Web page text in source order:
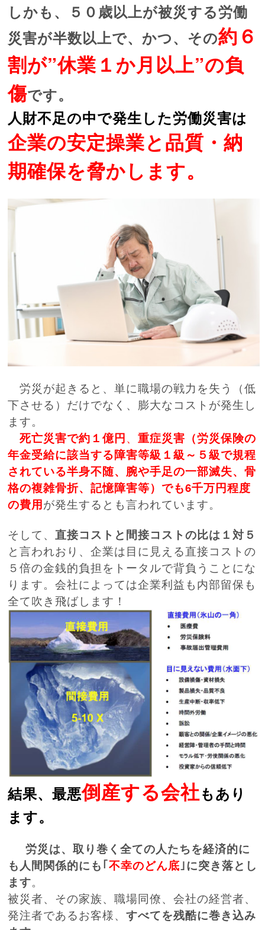
しかも、５０歳以上が被災する労働
災害が半数以上で、かつ、その約６
割が”休業１か月以上”の負
傷です。
人財不足の中で発生した労働災害は
企業の安定操業と品質・納
期確保を脅かします。
労災が起きると、単に職場の戦力を失う（低
下させる）だけでなく、膨大なコストが発生し
ます。
死亡災害で約１億円、重症災害（労災保険の
年金受給に該当する障害等級１級～５級で規程
されている半身不随、腕や手足の一部滅失、骨
格の複雑骨折、記憶障害等）でも6千万円程度
の費用が発生するとも言われています。
そして、 直接コストと間接コストの比は１対５
と言われおり、企業は目に見える直接コストの
５倍の金銭的負担をトータルで背負うことにな
ります。会社によっては企業利益も内部留保も
全て吹き飛ばします！
結果、最悪倒産する会社もあり
ます。
労災は、取り巻く全ての人たちを経済的に
も人間関係的にも｢不幸のどん底｣に突き落とし
ます。
被災者、その家族、職場同僚、会社の経営者、
発注者であるお客様、すべてを残酷に巻き込み